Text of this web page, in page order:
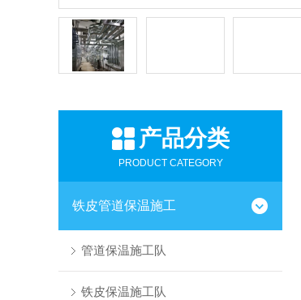
产品分类
PRODUCT CATEGORY
铁皮管道保温施工
管道保温施工队
铁皮保温施工队